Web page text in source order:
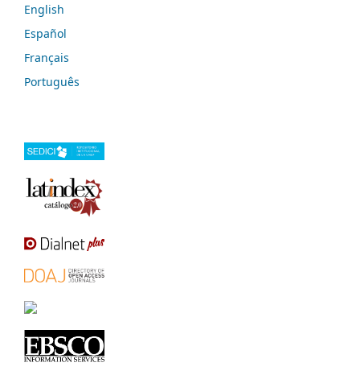
English
Español
Français
Português